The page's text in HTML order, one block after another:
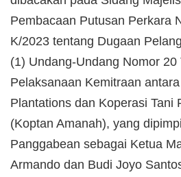
Pembacaan Putusan Perkara
K/2023 tentang Dugaan
(1) Undang-Undang Nomor 20
Pelaksanaan Kemitraan
Plantations dan Koperasi Tani
(Koptan Amanah), yang
Panggabean sebagai Ketua
Armando dan Budi Joyo